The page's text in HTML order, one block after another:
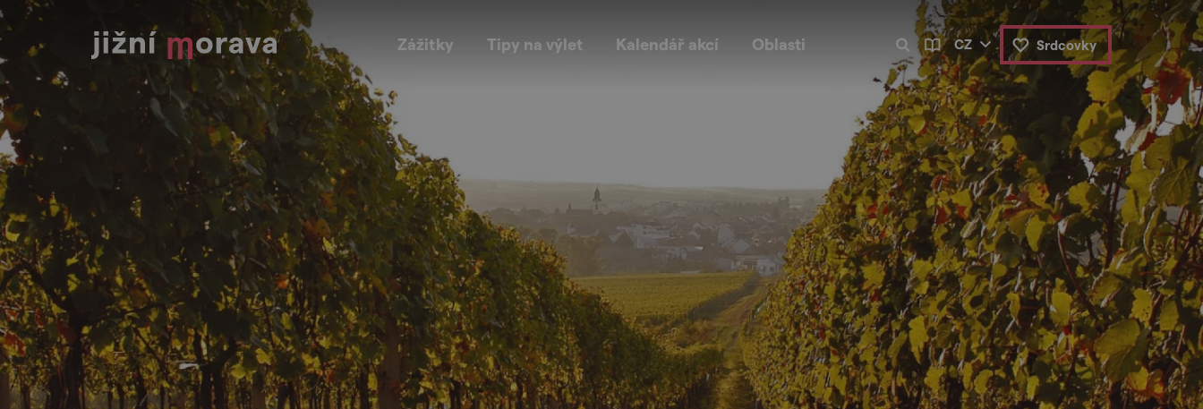
Zážitky Tipy na výlet Kalendář akcí Oblasti CZ Srdcovky